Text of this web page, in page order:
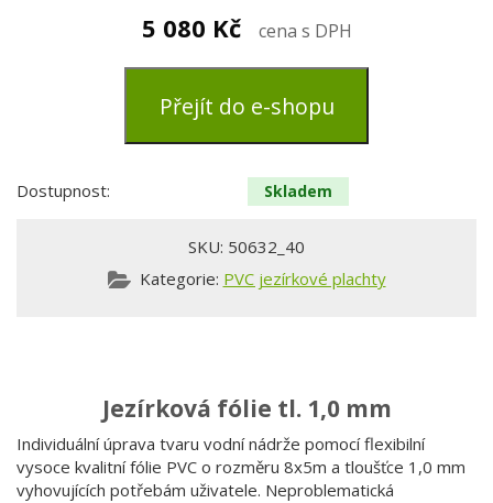
5 080 Kč cena s DPH
Přejít do e-shopu
Dostupnost: Skladem
SKU: 50632_40
Kategorie: PVC jezírkové plachty
Jezírková fólie tl. 1,0 mm
Individuální úprava tvaru vodní nádrže pomocí flexibilní
vysoce kvalitní fólie PVC o rozměru 8x5m a tloušťce 1,0 mm
vyhovujících potřebám uživatele. Neproblematická